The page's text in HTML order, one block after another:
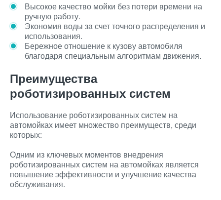
Высокое качество мойки без потери времени на
ручную работу.
Экономия воды за счет точного распределения и
использования.
Бережное отношение к кузову автомобиля
благодаря специальным алгоритмам движения.
Преимущества
роботизированных систем
Использование роботизированных систем на
автомойках имеет множество преимуществ, среди
которых:
Одним из ключевых моментов внедрения
роботизированных систем на автомойках является
повышение эффективности и улучшение качества
обслуживания.